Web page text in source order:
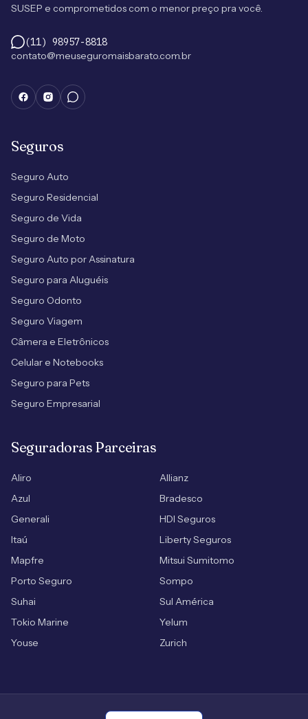
SUSEP e comprometidos com o menor preço pra você.
(11) 98957-8818
contato@meuseguromaisbarato.com.br
Seguros
Seguro Auto
Seguro Residencial
Seguro de Vida
Seguro de Moto
Seguro Auto por Assinatura
Seguro para Aluguéis
Seguro Odonto
Seguro Viagem
Câmera e Eletrônicos
Celular e Notebooks
Seguro para Pets
Seguro Empresarial
Seguradoras Parceiras
Aliro
Allianz
Azul
Bradesco
Generali
HDI Seguros
Itaú
Liberty Seguros
Mapfre
Mitsui Sumitomo
Porto Seguro
Sompo
Suhai
Sul América
Tokio Marine
Yelum
Youse
Zurich